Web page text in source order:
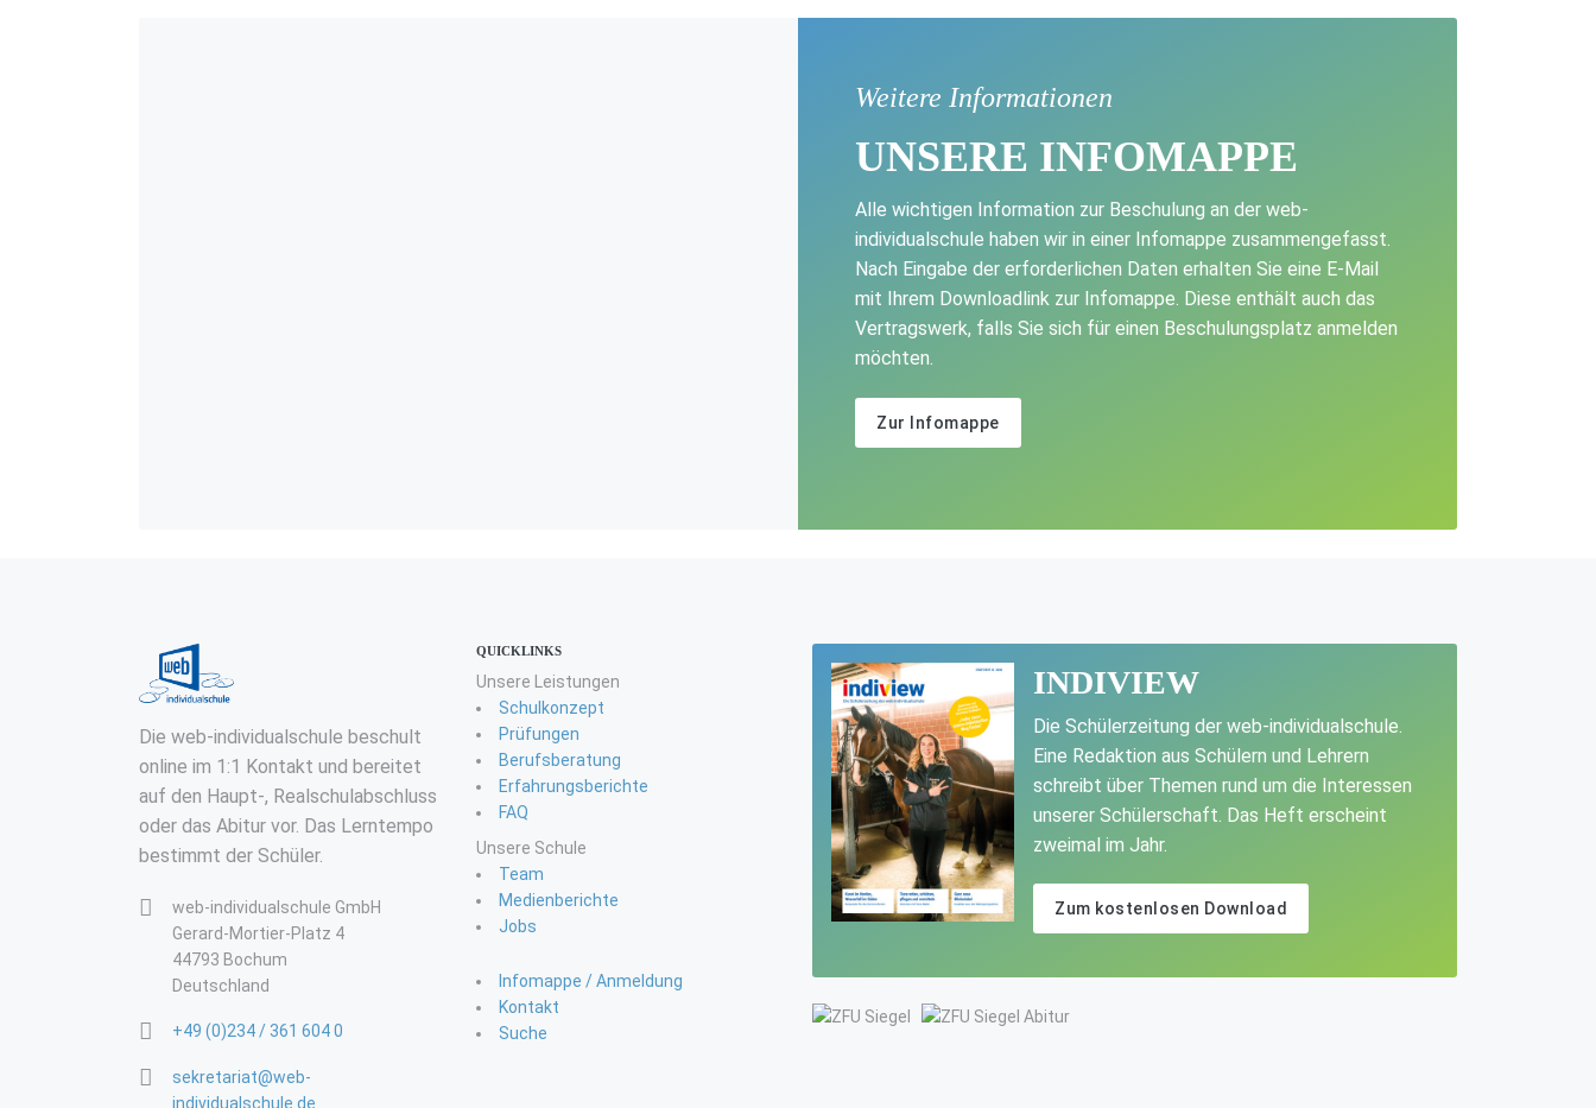
Weitere Informationen
UNSERE INFOMAPPE
Alle wichtigen Information zur Beschulung an der web-
individualschule haben wir in einer Infomappe zusammengefasst.
Nach Eingabe der erforderlichen Daten erhalten Sie eine E-Mail
mit Ihrem Downloadlink zur Infomappe. Diese enthält auch das
Vertragswerk, falls Sie sich für einen Beschulungsplatz anmelden
möchten.
Zur Infomappe
Die web-individualschule beschult
online im 1:1 Kontakt und bereitet
auf den Haupt-, Realschulabschluss
oder das Abitur vor. Das Lerntempo
bestimmt der Schüler.
web-individualschule GmbH
Gerard-Mortier-Platz 4
44793 Bochum
Deutschland
+49 (0)234 / 361 604 0
sekretariat@web-
individualschule.de
QUICKLINKS
Unsere Leistungen
Schulkonzept
Prüfungen
Berufsberatung
Erfahrungsberichte
FAQ
Unsere Schule
Team
Medienberichte
Jobs
Infomappe / Anmeldung
Kontakt
Suche
INDIVIEW
Die Schülerzeitung der web-individualschule.
Eine Redaktion aus Schülern und Lehrern
schreibt über Themen rund um die Interessen
unserer Schülerschaft. Das Heft erscheint
zweimal im Jahr.
Zum kostenlosen Download